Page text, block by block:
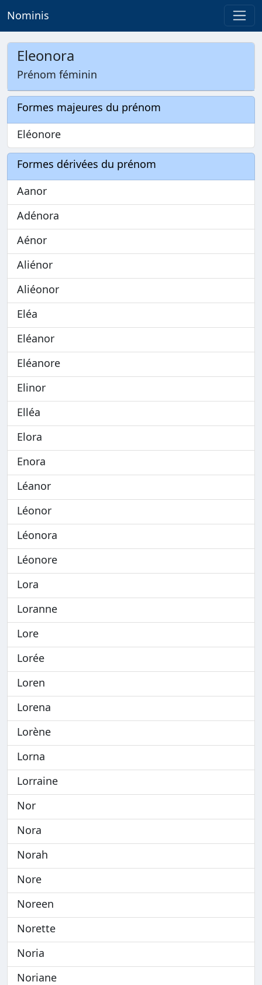
Nominis
Eleonora
Prénom féminin
Formes majeures du prénom
Eléonore
Formes dérivées du prénom
Aanor
Adénora
Aénor
Aliénor
Aliéonor
Eléa
Eléanor
Eléanore
Elinor
Elléa
Elora
Enora
Léanor
Léonor
Léonora
Léonore
Lora
Loranne
Lore
Lorée
Loren
Lorena
Lorène
Lorna
Lorraine
Nor
Nora
Norah
Nore
Noreen
Norette
Noria
Noriane